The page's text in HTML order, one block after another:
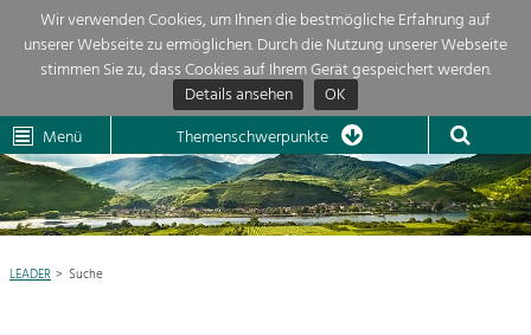
Wir verwenden Cookies, um Ihnen die bestmögliche Erfahrung auf
unserer Webseite zu ermöglichen. Durch die Nutzung unserer Webseite
stimmen Sie zu, dass Cookies auf Ihrem Gerät gespeichert werden.
Details ansehen
OK
Dunkelsteinerwald Klima
Menü Themenschwerpunkte
Aktuelles 
Region 
Projekte
Themenübersicht
Die Regionalentwicklung in unserer Region ist sehr vielfältig. Deshalb
geben wir hier eine Übersicht über unsere Themenschwerpunkte. Für
mehr Informationen einfach das Thema anklicken und schon werden alle
Projekte in diesem Kontext angezeigt.
Natur- &
LEADER Suche